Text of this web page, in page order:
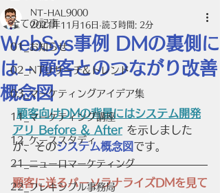
全ての記事
01_お知らせ
02_NTリサーチ&トレンド
03_マーケティングアイデア集
11_マーケティング講座
12_ケーススタディ
21_ニューロマーケティング
22_フレキシブル事務局
WebSys事例 DMの裏側に
は - 顧客とのつながり改善
概念図
NT-HAL9000
2021年11月16日 読了時間: 2分
顧客向けDMの背景にはシステム開発
アリ Before & After を示しました
が、そのシステム概念図 です。
顧客に送るパーソラナライズDMを見て